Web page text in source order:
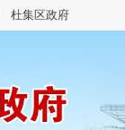
杜集区政府